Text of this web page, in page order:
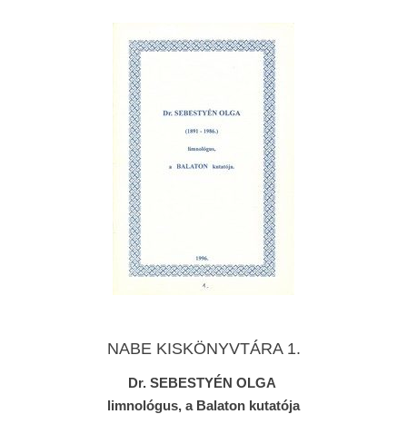
NABE KISKÖNYVTÁRA 1.
Dr. SEBESTYÉN OLGA
limnológus, a Balaton kutatója